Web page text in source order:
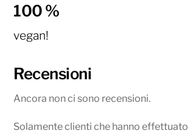
100 %
vegan!
Recensioni
Ancora non ci sono recensioni.
Solamente clienti che hanno effettuato